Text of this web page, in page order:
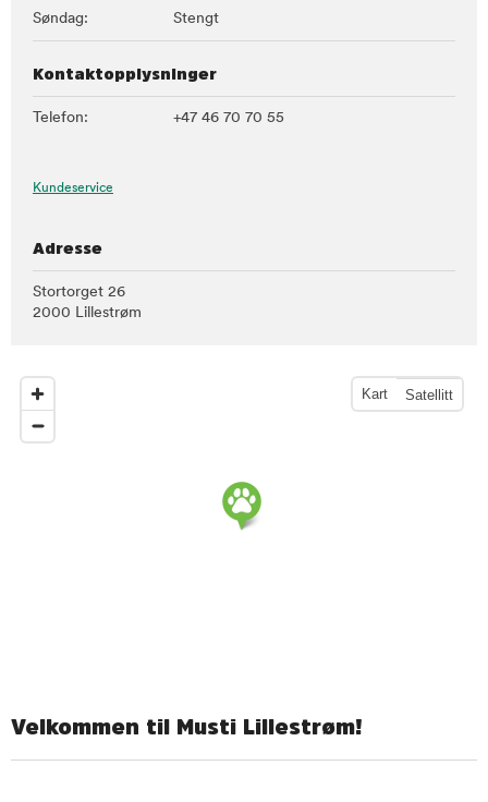
Velkommen til Musti Lillestrøm!
Søndag: Stengt
Kontaktopplysninger
Telefon: +47 46 70 70 55
Kundeservice
Adresse
Stortorget 26
2000 Lillestrøm
Kart Satellitt